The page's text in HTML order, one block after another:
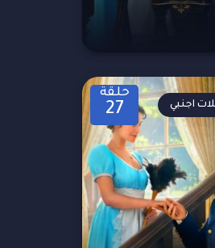
حلقة
27 اجنبي